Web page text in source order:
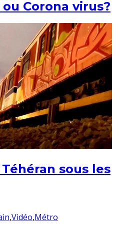
Corona virus?
sous les
,Vidéo,Métro